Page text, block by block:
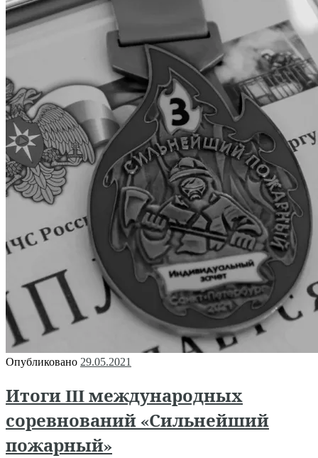
Опубликовано 29.05.2021
Итоги III международных
соревнований «Сильнейший
пожарный»